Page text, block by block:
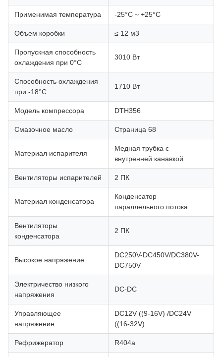
Применимая температура -25°C ~ +25°C
Объем коробки ≤ 12 м3
Пропускная способность
охлаждения при 0°C
3010 Вт
Способность охлаждения
при -18°C
1710 Вт
Модель компрессора DTH356
Смазочное масло Страница 68
Материал испарителя
Медная трубка с
внутренней канавкой
Вентиляторы испарителей 2 ПК
Материал конденсатора
Конденсатор
параллельного потока
Вентиляторы
конденсатора
2 ПК
Высокое напряжение
DC250V-DC450V/DC380V-
DC750V
Электричество низкого
напряжения
DC-DC
Управляющее
напряжение
DC12V ((9-16V) /DC24V
((16-32V)
Рефрижератор R404a